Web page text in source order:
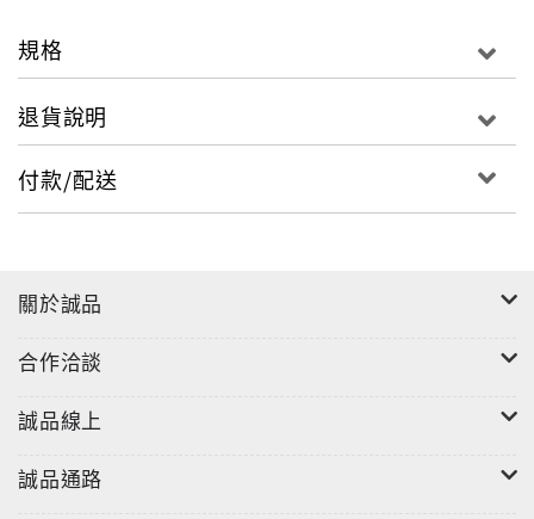
規格
退貨說明
付款/配送
關於誠品
合作洽談
誠品線上
誠品通路